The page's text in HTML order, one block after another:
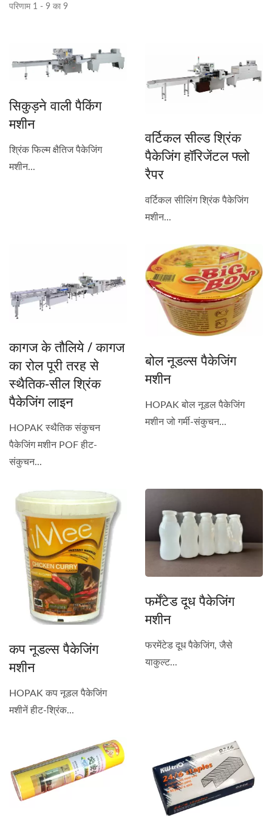
परिणाम 1 - 9 का 9
सिकुड़ने वाली पैकिंग
मशीन
श्रिंक फिल्म क्षैतिज पैकेजिंग
मशीन...
वर्टिकल सील्ड श्रिंक
पैकेजिंग हॉरिजेंटल फ्लो
रैपर
वर्टिकल सीलिंग श्रिंक पैकेजिंग
मशीन...
कागज के तौलिये / कागज
का रोल पूरी तरह से
स्थैतिक-सील श्रिंक
पैकेजिंग लाइन
HOPAK स्थैतिक संकुचन
पैकेजिंग मशीन POF हीट-
संकुचन...
बोल नूडल्स पैकेजिंग
मशीन
HOPAK बोल नूडल पैकेजिंग
मशीन जो गर्मी-संकुचन...
कप नूडल्स पैकेजिंग
मशीन
HOPAK कप नूडल पैकेजिंग
मशीनें हीट-श्रिंक...
फर्मेंटेड दूध पैकेजिंग
मशीन
फरमेंटेड दूध पैकेजिंग, जैसे
याकुल्ट...